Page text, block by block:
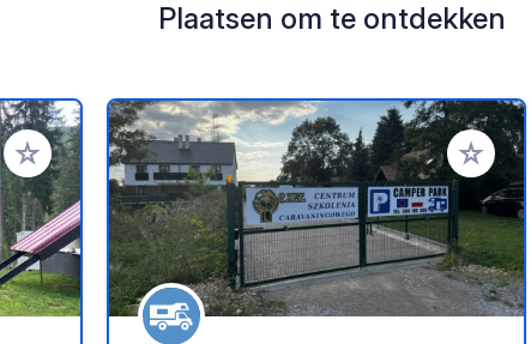
Plaatsen om te ontdekken
Voeg toe aan je favorieten Voeg